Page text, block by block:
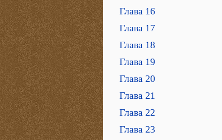
Глава 16
Глава 17
Глава 18
Глава 19
Глава 20
Глава 21
Глава 22
Глава 23